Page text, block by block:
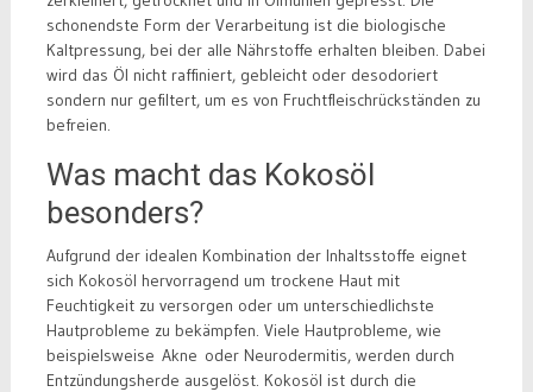
schonendste Form der Verarbeitung ist die biologische
Kaltpressung, bei der alle Nährstoffe erhalten bleiben. Dabei
wird das Öl nicht raffiniert, gebleicht oder desodoriert
sondern nur gefiltert, um es von Fruchtfleischrückständen zu
befreien.
Was macht das Kokosöl
besonders?
Aufgrund der idealen Kombination der Inhaltsstoffe eignet
sich Kokosöl hervorragend um trockene Haut mit
Feuchtigkeit zu versorgen oder um unterschiedlichste
Hautprobleme zu bekämpfen. Viele Hautprobleme, wie
beispielsweise Akne oder Neurodermitis, werden durch
Entzündungsherde ausgelöst. Kokosöl ist durch die